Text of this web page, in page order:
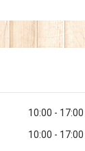
10:00
17:00
10:00
17:00